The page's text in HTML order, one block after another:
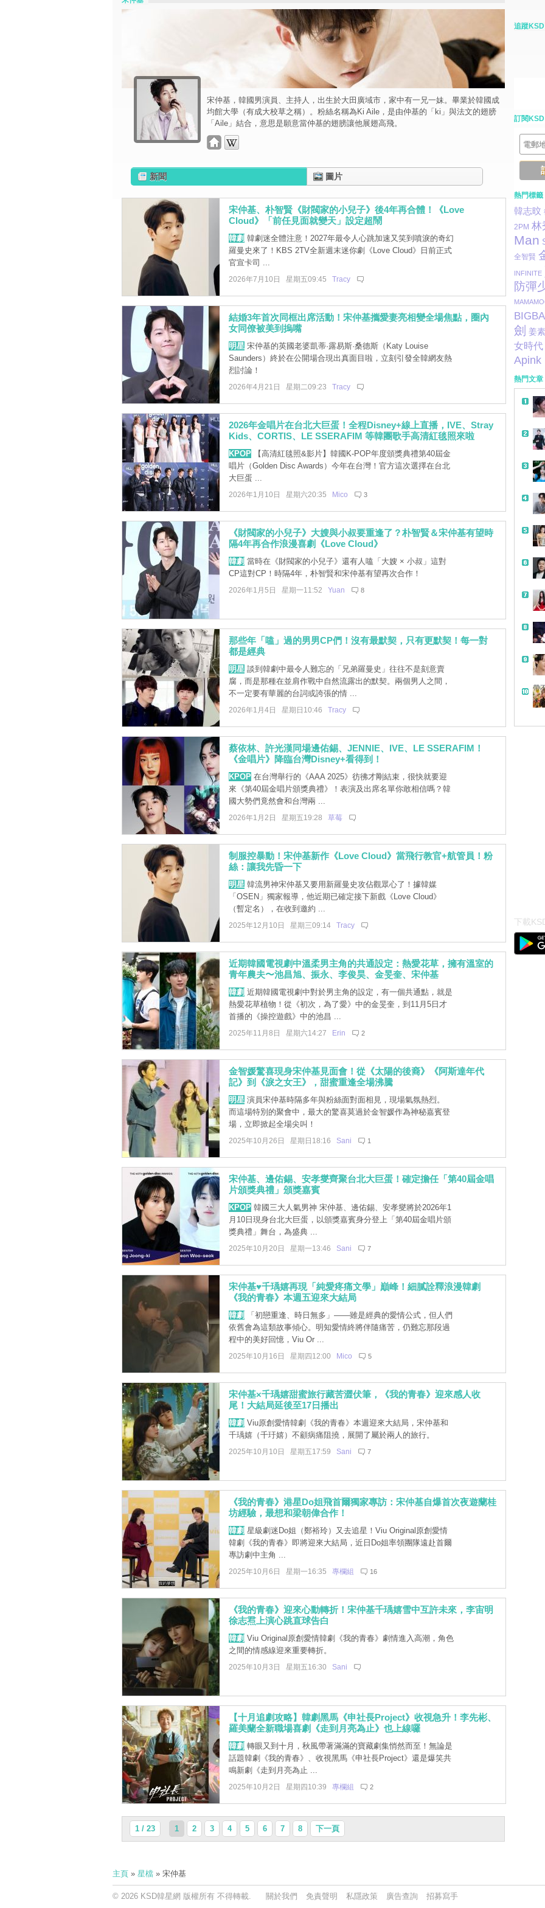
宋仲基，韓國男演員、主持人，出生於大田廣域市，家中有一兄一妹。畢業於韓國成
均館大學（有成大校草之稱）。粉絲名稱為Ki Aile，是由仲基的「ki」與法文的翅膀
「Aile」結合，意思是願意當仲基的翅膀讓他展翅高飛。
新聞 圖片
宋仲基、朴智賢《財閥家的小兒子》後4年再合體！《Love
Cloud》「前任見面就變天」設定超鬧
韓劇 韓劇迷全體注意！2027年最令人心跳加速又笑到噴淚的奇幻
羅曼史來了！KBS 2TV全新週末迷你劇《Love Cloud》日前正式
官宣卡司 ...
2026年7月10日 星期五09:45 Tracy
結婚3年首次同框出席活動！宋仲基攜愛妻亮相變全場焦點，圈內
女同僚被美到摀嘴
明星宋仲基的英國老婆凱蒂·露易斯·桑德斯（Katy Louise
Saunders）終於在公開場合現出真面目啦，立刻引發全韓網友熱
烈討論！
2026年4月21日 星期二09:23 Tracy
2026年金唱片在台北大巨蛋！全程Disney+線上直播，IVE、Stray
Kids、CORTIS、LE SSERAFIM 等韓團歌手高清紅毯照來啦
KPOP【高清紅毯照&影片】韓國K-POP年度頒獎典禮第40屆金
唱片（Golden Disc Awards）今年在台灣！官方這次選擇在台北
大巨蛋 ...
2026年1月10日 星期六20:35 Mico 3
《財閥家的小兒子》大嫂與小叔要重逢了？朴智賢＆宋仲基有望時
隔4年再合作浪漫喜劇《Love Cloud》
韓劇 當時在《財閥家的小兒子》還有人嗑「大嫂 × 小叔」這對
CP這對CP！時隔4年，朴智賢和宋仲基有望再次合作！
2026年1月5日 星期一11:52 Yuan 8
那些年「嗑」過的男男CP們！沒有最默契，只有更默契！每一對
都是經典
明星談到韓劇中最令人難忘的「兄弟羅曼史」往往不是刻意賣
腐，而是那種在並肩作戰中自然流露出的默契。兩個男人之間，
不一定要有華麗的台詞或誇張的情 ...
2026年1月4日 星期日10:46 Tracy
蔡依林、許光漢同場邊佑錫、JENNIE、IVE、LE SSERAFIM！
《金唱片》降臨台灣Disney+看得到！
KPOP在台灣舉行的《AAA 2025》彷彿才剛結束，很快就要迎
來《第40屆金唱片頒獎典禮》！表演及出席名單你敢相信嗎？韓
國大勢們竟然會和台灣兩 ...
2026年1月2日 星期五19:28 草莓
制服控暴動！宋仲基新作《Love Cloud》當飛行教官+航管員！粉
絲：讓我先昏一下
明星韓流男神宋仲基又要用新羅曼史攻佔觀眾心了！據韓媒
「OSEN」獨家報導，他近期已確定接下新戲《Love Cloud》
（暫定名），在收到邀約 ...
2025年12月10日 星期三09:14 Tracy
近期韓國電視劇中溫柔男主角的共通設定：熱愛花草，擁有溫室的
青年農夫〜池昌旭、振永、李俊昊、金旻奎、宋仲基
韓劇 近期韓國電視劇中對於男主角的設定，有一個共通點，就是
熱愛花草植物！從《初次，為了愛》中的金旻奎，到11月5日才
首播的《操控遊戲》中的池昌 ...
2025年11月8日 星期六14:27 Erin 2
金智媛驚喜現身宋仲基見面會！從《太陽的後裔》《阿斯達年代
記》到《淚之女王》，甜蜜重逢全場沸騰
明星演員宋仲基時隔多年與粉絲面對面相見，現場氣氛熱烈。
而這場特別的聚會中，最大的驚喜莫過於金智媛作為神秘嘉賓登
場，立即掀起全場尖叫！
2025年10月26日 星期日18:16 Sani 1
宋仲基、邊佑錫、安孝燮齊聚台北大巨蛋！確定擔任「第40屆金唱
片頒獎典禮」頒獎嘉賓
KPOP韓國三大人氣男神 宋仲基、邊佑錫、安孝燮將於2026年1
月10日現身台北大巨蛋，以頒獎嘉賓身分登上「第40屆金唱片頒
獎典禮」舞台，為盛典 ...
2025年10月20日 星期一13:46 Sani 7
宋仲基♥千瑀嬉再現「純愛疼痛文學」巔峰！細膩詮釋浪漫韓劇
《我的青春》本週五迎來大結局
韓劇 「初戀重逢、時日無多」——雖是經典的愛情公式，但人們
依舊會為這類故事傾心。明知愛情終將伴隨痛苦，仍難忘那段過
程中的美好回憶，Viu Or ...
2025年10月16日 星期四12:00 Mico 5
宋仲基×千瑀嬉甜蜜旅行藏苦澀伏筆，《我的青春》迎來感人收
尾！大結局延後至17日播出
韓劇 Viu原創愛情韓劇《我的青春》本週迎來大結局，宋仲基和
千瑀嬉（千玗嬉）不顧病痛阻撓，展開了屬於兩人的旅行。
2025年10月10日 星期五17:59 Sani 7
《我的青春》港星Do姐飛首爾獨家專訪：宋仲基自爆首次夜遊蘭桂
坊經驗，最想和梁朝偉合作！
韓劇 星級劇迷Do姐（鄭裕玲）又去追星！Viu Original原創愛情
韓劇《我的青春》即將迎來大結局，近日Do姐率領團隊遠赴首爾
專訪劇中主角 ...
2025年10月6日 星期一16:35 專欄組 16
《我的青春》迎來心動轉折！宋仲基千瑀嬉雪中互許未來，李宙明
徐志焄上演心跳直球告白
韓劇 Viu Original原創愛情韓劇《我的青春》劇情進入高潮，角色
之間的情感線迎來重要轉折。
2025年10月3日 星期五16:30 Sani
【十月追劇攻略】韓劇黑馬《申社長Project》收視急升！李先彬、
羅美蘭全新職場喜劇《走到月亮為止》也上線囉
韓劇 轉眼又到十月，秋風帶著滿滿的寶藏劇集悄然而至！無論是
話題韓劇《我的青春》、收視黑馬《申社長Project》還是爆笑共
鳴新劇《走到月亮為止 ...
2025年10月2日 星期四10:39 專欄組 2
1 / 23 1 2 3 4 5 6 7 8 下一頁
追蹤KSD
訂閱KSD
熱門標籤
韓志旼
2PM 林
Man
全智賢
INFINITE
防彈
劍 姜
女時代
Apink
熱門文章
帶
下載
主頁» 星檔» 宋仲基
© 2026 KSD韓星網 版權所有 不得轉載. 關於我們 免責聲明 私隱政策 廣告查詢 招募寫手